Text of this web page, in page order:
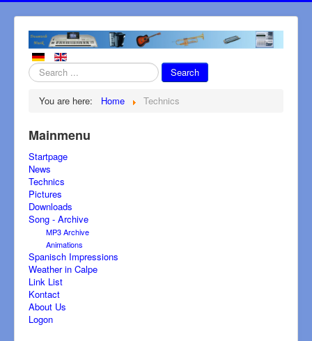
Search
...
Search
You are here: Home Technics
Mainmenu
Startpage
News
Technics
Pictures
Downloads
Song - Archive
MP3 Archive
Animations
Spanisch Impressions
Weather in Calpe
Link List
Kontact
About Us
Logon